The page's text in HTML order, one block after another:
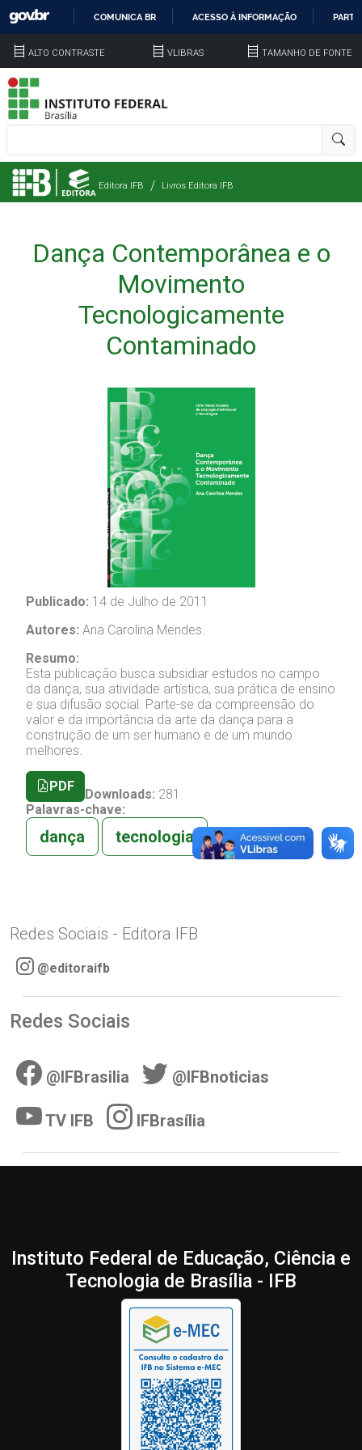
COMUNICA BR ACESSO À INFORMAÇÃO
ALTO CONTRASTE VLIBRAS TAMANHO DE FONTE
Editora IFB Livros Editora IFB
Dança Contemporânea e o
Movimento
Tecnologicamente
Contaminado
Publicado: 14 de Julho de 2011
Autores: Ana Carolina Mendes.
Resumo:
Esta publicação busca subsidiar estudos no campo
da dança, sua atividade artística, sua prática de ensino
e sua difusão social. Parte-se da compreensão do
valor e da importância da arte da dança para a
construção de um ser humano e de um mundo
melhores.
PDF
Downloads: 281
Palavras-chave:
dança tecnologia
Redes Sociais - Editora IFB
@editoraifb
Redes Sociais
@IFBrasilia @IFBnoticias
TV IFB IFBrasília
Instituto Federal de Educação, Ciência e
Tecnologia de Brasília - IFB